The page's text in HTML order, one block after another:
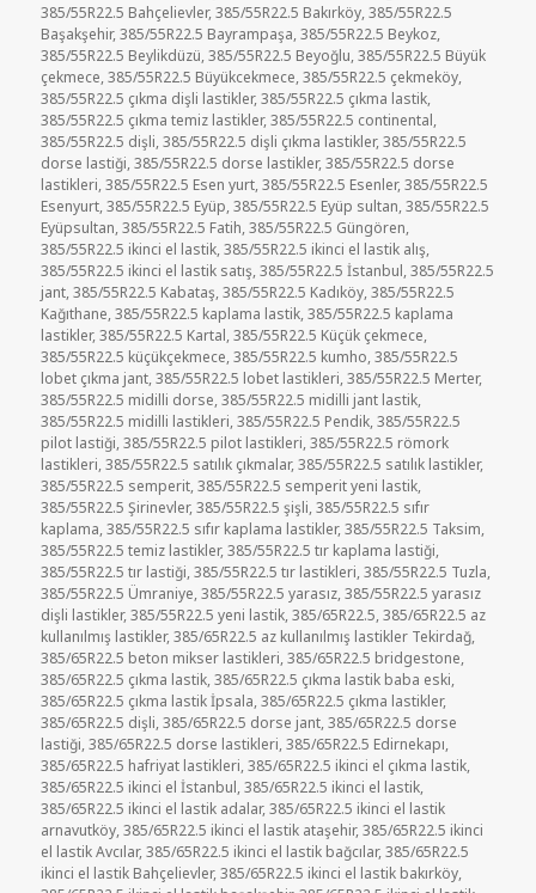
385/55R22.5 Bahçelievler,385/55R22.5 Bakırköy,385/55R22.5
Başakşehir,385/55R22.5 Bayrampaşa,385/55R22.5 Beykoz,
385/55R22.5 Beylikdüzü,385/55R22.5 Beyoğlu,385/55R22.5 Büyük
çekmece,385/55R22.5 Büyükcekmece,385/55R22.5 çekmeköy,
385/55R22.5 çıkma dişli lastikler,385/55R22.5 çıkma lastik,
385/55R22.5 çıkma temiz lastikler,385/55R22.5 continental,
385/55R22.5 dişli,385/55R22.5 dişli çıkma lastikler,385/55R22.5
dorse lastiği,385/55R22.5 dorse lastikler,385/55R22.5 dorse
lastikleri,385/55R22.5 Esen yurt,385/55R22.5 Esenler,385/55R22.5
Esenyurt,385/55R22.5 Eyüp,385/55R22.5 Eyüp sultan,385/55R22.5
Eyüpsultan,385/55R22.5 Fatih,385/55R22.5 Güngören,
385/55R22.5 ikinci el lastik,385/55R22.5 ikinci el lastik alış,
385/55R22.5 ikinci el lastik satış,385/55R22.5 İstanbul,385/55R22.5
jant,385/55R22.5 Kabataş,385/55R22.5 Kadıköy,385/55R22.5
Kağıthane,385/55R22.5 kaplama lastik,385/55R22.5 kaplama
lastikler,385/55R22.5 Kartal,385/55R22.5 Küçük çekmece,
385/55R22.5 küçükçekmece,385/55R22.5 kumho,385/55R22.5
lobet çıkma jant,385/55R22.5 lobet lastikleri,385/55R22.5 Merter,
385/55R22.5 midilli dorse,385/55R22.5 midilli jant lastik,
385/55R22.5 midilli lastikleri,385/55R22.5 Pendik,385/55R22.5
pilot lastiği,385/55R22.5 pilot lastikleri,385/55R22.5 römork
lastikleri,385/55R22.5 satılık çıkmalar,385/55R22.5 satılık lastikler,
385/55R22.5 semperit,385/55R22.5 semperit yeni lastik,
385/55R22.5 Şirinevler,385/55R22.5 şişli,385/55R22.5 sıfır
kaplama,385/55R22.5 sıfır kaplama lastikler,385/55R22.5 Taksim,
385/55R22.5 temiz lastikler,385/55R22.5 tır kaplama lastiği,
385/55R22.5 tır lastiği,385/55R22.5 tır lastikleri,385/55R22.5 Tuzla,
385/55R22.5 Ümraniye,385/55R22.5 yarasız,385/55R22.5 yarasız
dişli lastikler,385/55R22.5 yeni lastik,385/65R22.5,385/65R22.5 az
kullanılmış lastikler,385/65R22.5 az kullanılmış lastikler Tekirdağ,
385/65R22.5 beton mikser lastikleri,385/65R22.5 bridgestone,
385/65R22.5 çıkma lastik,385/65R22.5 çıkma lastik baba eski,
385/65R22.5 çıkma lastik İpsala,385/65R22.5 çıkma lastikler,
385/65R22.5 dişli,385/65R22.5 dorse jant,385/65R22.5 dorse
lastiği,385/65R22.5 dorse lastikleri,385/65R22.5 Edirnekapı,
385/65R22.5 hafriyat lastikleri,385/65R22.5 ikinci el çıkma lastik,
385/65R22.5 ikinci el İstanbul,385/65R22.5 ikinci el lastik,
385/65R22.5 ikinci el lastik adalar,385/65R22.5 ikinci el lastik
arnavutköy,385/65R22.5 ikinci el lastik ataşehir,385/65R22.5 ikinci
el lastik Avcılar,385/65R22.5 ikinci el lastik bağcılar,385/65R22.5
ikinci el lastik Bahçelievler,385/65R22.5 ikinci el lastik bakırköy,